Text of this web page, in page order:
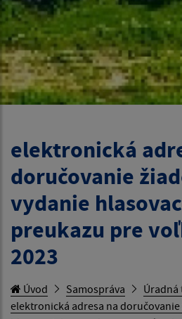
elektronická
doručovanie
vydanie
preukazu pre
2023
Úvod Samospráva
Úradná
elektronická adresa na